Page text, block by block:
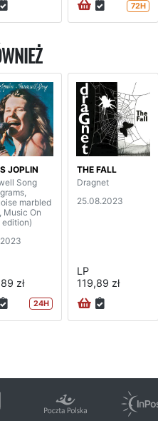
72H
JOPLIN
Song
marbled
Music On
zł
24H
THE FALL
Dragnet
25.08.2023
LP
119,89 zł